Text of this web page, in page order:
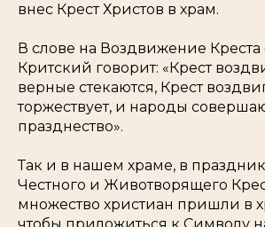
внес Крест Христов в храм.
В слове на Воздвижение
Критский говорит: «Крест
верные стекаются, Крест
торжествует, и народы
празднество».
Так и в нашем храме, в
Честного и Животворящего
множество христиан пришли в